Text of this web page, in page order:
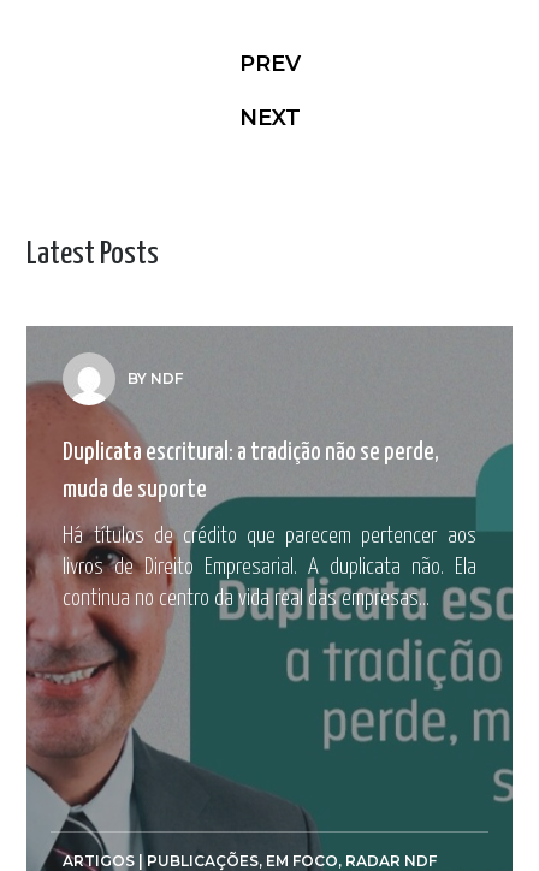
PREV
NEXT
Latest Posts
BY NDF
Duplicata escritural: a tradição não se perde,
muda de suporte
Há títulos de crédito que parecem pertencer aos
livros de Direito Empresarial. A duplicata não. Ela
continua no centro da vida real das empresas...
ARTIGOS | PUBLICAÇÕES, EM FOCO, RADAR NDF